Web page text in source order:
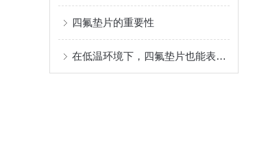
四氟垫片的重要性
在低温环境下，四氟垫片也能表现出良好的性能